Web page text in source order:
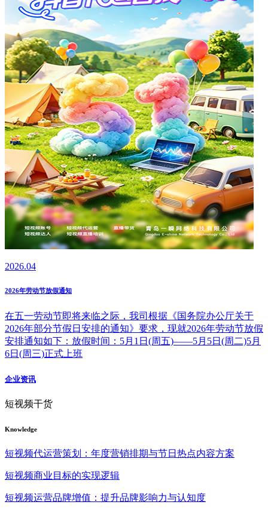
2026.04
2026年劳动节放假通知
在五一劳动节即将来临之际，我司根据《国务院办公厅关于
2026年部分节假日安排的通知》要求，现就2026年劳动节放假
安排通知如下：放假时间：5月1日(周五)——5月5日(周二)5月
6日(周三)正式上班
企业资讯
短视频干货
Knowledge
短视频代运营策划：年度营销排期与节日热点内容方案
短视频商业目标的实现逻辑
短视频运营品牌增值：提升品牌影响力与认知度